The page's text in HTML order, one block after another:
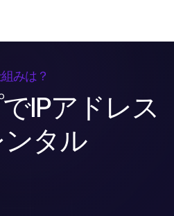
仕組みは？
タル